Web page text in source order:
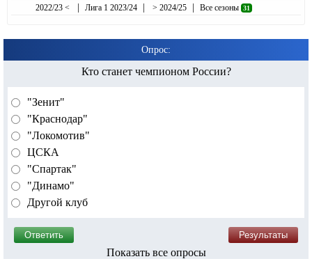
2022/23 < | Лига 1 2023/24 | > 2024/25 | Все сезоны 31
Опрос:
Кто станет чемпионом России?
"Зенит"
"Краснодар"
"Локомотив"
ЦСКА
"Спартак"
"Динамо"
Другой клуб
Показать все опросы